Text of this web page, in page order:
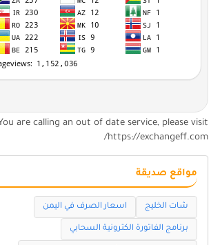
You are calling an out of date service, please visit
https://exchangeff.com/
مواقع صديقة
شات الخليج اسعار الصرف في اليمن
برنامج الفاتورة الكترونية السحابي